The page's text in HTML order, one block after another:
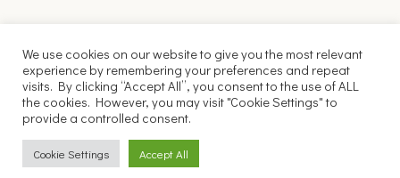
© 2022 Florinis House |Κατασκευή Ιστοσελίδας FLYNT
We use cookies on our website to give you the most relevant
experience by remembering your preferences and repeat
visits. By clicking “Accept All”, you consent to the use of ALL
the cookies. However, you may visit "Cookie Settings" to
provide a controlled consent.
Cookie Settings Accept All
English